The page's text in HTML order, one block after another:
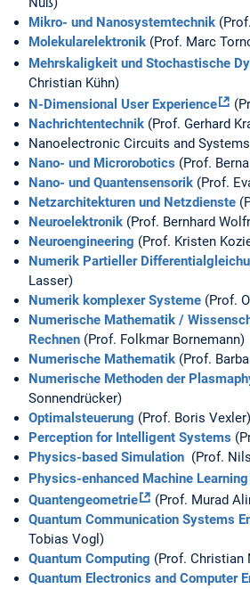
Mikro- und Nanosystemtechnik
Molekularelektronik (Prof. Marc
Mehrskaligkeit und Stochastische
Christian Kühn)
N-Dimensional User Experience
Nachrichtentechnik (Prof. Gerhard
Nanoelectronic Circuits and
Nano- und Microrobotics (Prof.
Nano- und Quantensensorik (Prof.
Netzarchitekturen und Netzdienste
Neuroelektronik (Prof. Bernhard
Neuroengineering (Prof. Kristen
Numerik Partieller
Lasser)
Numerik komplexer Systeme (Prof.
Numerische Mathematik /
Rechnen (Prof. Folkmar Bornemann)
Numerische Mathematik (Prof.
Numerische Methoden der
Sonnendrücker)
Optimalsteuerung (Prof. Boris Vexler)
Perception for Intelligent Systems
Physics-based Simulation (Prof.
Physics-enhanced Machine Learning
Quantengeometrie
(Prof. Murad
Quantum Communication Systems
Tobias Vogl)
Quantum Computing (Prof. Christian
Quantum Electronics and Computer